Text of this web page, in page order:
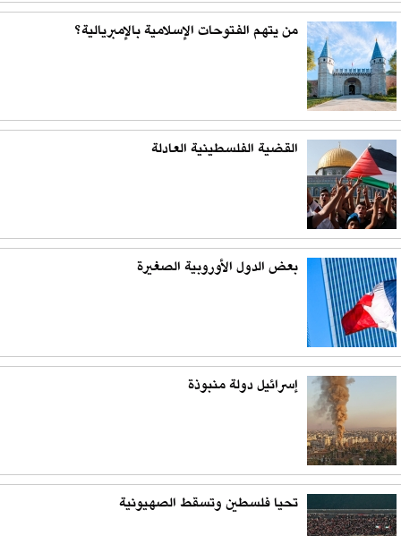
من يتهم الفتوحات الإسلامية بالإمبريالية؟
القضية الفلسطينية العادلة
بعض الدول الأوروبية الصغيرة
إسرائيل دولة منبوذة
تحيا فلسطين وتسقط الصهيونية